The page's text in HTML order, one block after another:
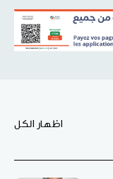
اظهار الكل